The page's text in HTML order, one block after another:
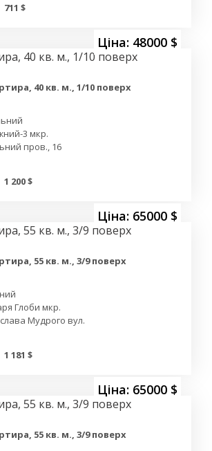
711 $
Ціна: 48000 $
40 кв. м., 1/10 поверх
3 мкр.
пров., 16
1 200 $
Ціна: 65000 $
55 кв. м., 3/9 поверх
Глоби мкр.
Мудрого вул.
1 181 $
Ціна: 65000 $
55 кв. м., 3/9 поверх